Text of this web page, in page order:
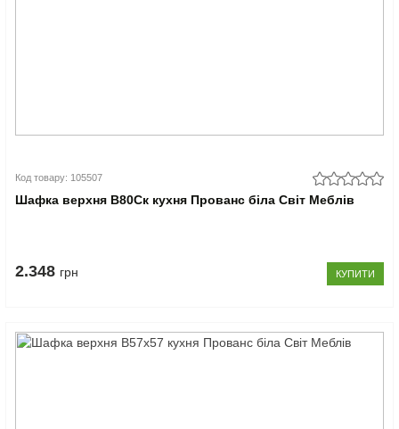
Код товару: 105507
Шафка верхня В80Ск кухня Прованс біла Світ Меблів
2.348 грн КУПИТИ